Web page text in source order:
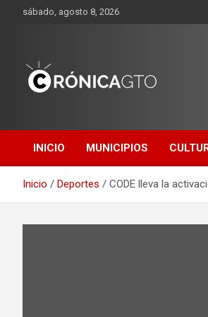
sábado, agosto 8, 2026
GUANAJUATO
INICIO MUNICIPIOS
Inicio Deportes CODE lleva la